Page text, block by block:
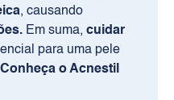
, causando
Em suma, cuidar
para uma pele
Conheça o Acnestil